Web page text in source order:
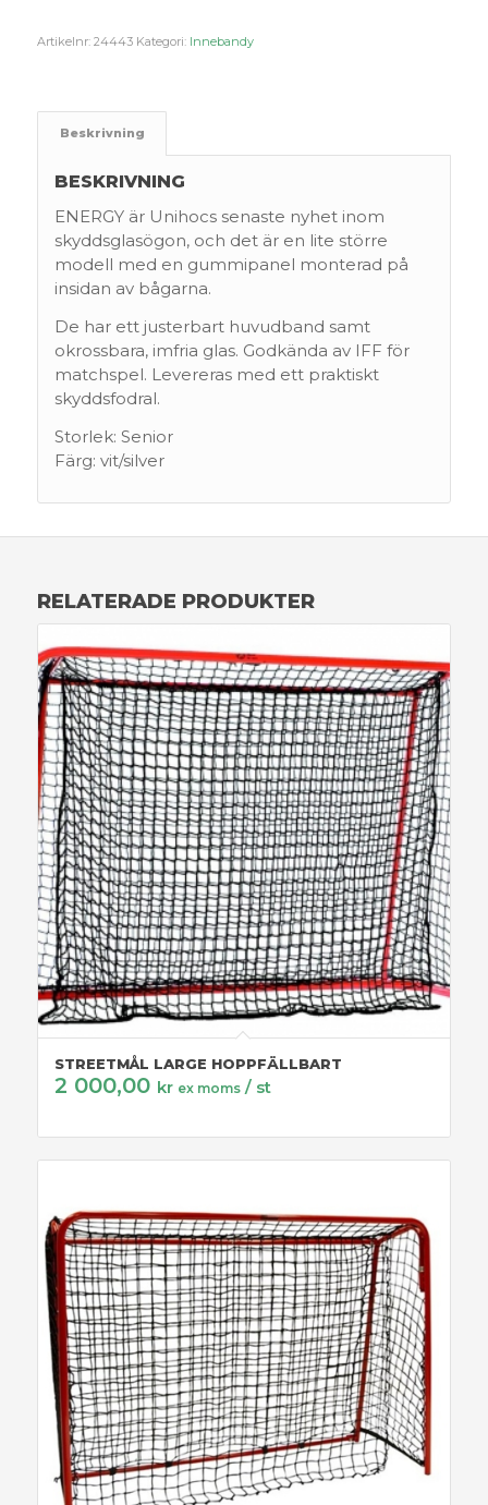
Artikelnr: 24443 Kategori: Innebandy
Beskrivning
BESKRIVNING
ENERGY är Unihocs senaste nyhet inom
skyddsglasögon, och det är en lite större
modell med en gummipanel monterad på
insidan av bågarna.
De har ett justerbart huvudband samt
okrossbara, imfria glas. Godkända av IFF för
matchspel. Levereras med ett praktiskt
skyddsfodral.
Storlek: Senior
Färg: vit/silver
RELATERADE PRODUKTER
STREETMÅL LARGE HOPPFÄLLBART
2 000,00 kr ex moms / st